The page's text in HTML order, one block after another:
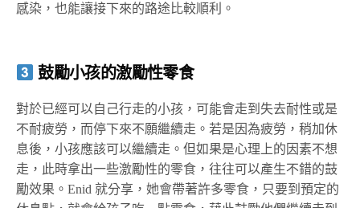
感染，也能讓接下來的路途比較順利。
鼓勵小孩的激勵性零食
對於已經可以自己行走的小孩，可能會走到失去耐性或是
不耐疲勞，而停下來不願繼續走。若是因為疲勞，稍加休
息後，小孩應該可以繼續走。但如果是心理上的因素不想
走，此時拿出一些激勵性的零食，往往可以產生不錯的鼓
勵效果。Enid 就分享，她會帶著許多零食，只要到預定的